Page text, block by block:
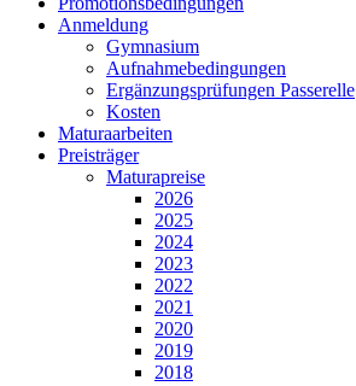
Anmeldung
Gymnasium
Aufnahmebedingungen
Ergänzungsprüfungen Passerelle
Kosten
Maturaarbeiten
Preisträger
Maturapreise
2026
2025
2024
2023
2022
2021
2020
2019
2018